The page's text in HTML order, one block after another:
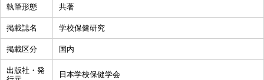
執筆形態 共著
掲載誌名 学校保健研究
掲載区分 国内
出版社・発
日本学校保健学会